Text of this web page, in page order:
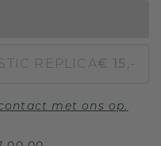
REPLICA€ 15,-
met ons op.